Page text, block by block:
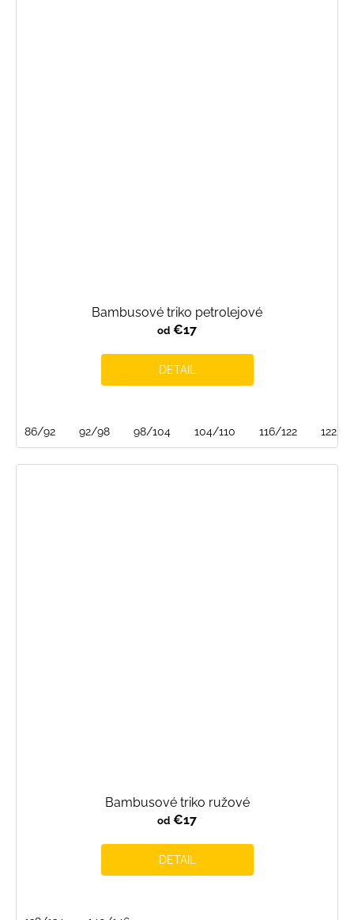
Bambusové triko petrolejové
od €17
DETAIL
86/92 92/98 98/104 104/110 116/122 122/
Bambusové triko ružové
od €17
DETAIL